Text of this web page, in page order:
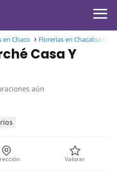
en Chaco Florerías en Chacabuco,
Casa Y
aún
Valorar